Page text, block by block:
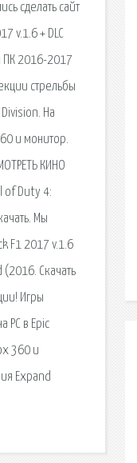
сделать сайт
v.1.6 + DLC
ПК 2016-2017
стрельбы
На
и монитор.
КИНО
of Duty 4:
Мы
F1 2017 v.1.6
(2016. Скачать
Игры
PC в Epic
360 и
Expand